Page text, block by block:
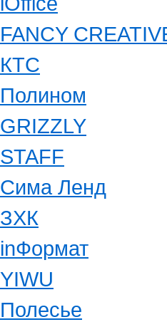
FANCY
КТС
Полином
GRIZZLY
STAFF
Сима Ленд
ЗХК
inФормат
YIWU
Полесье